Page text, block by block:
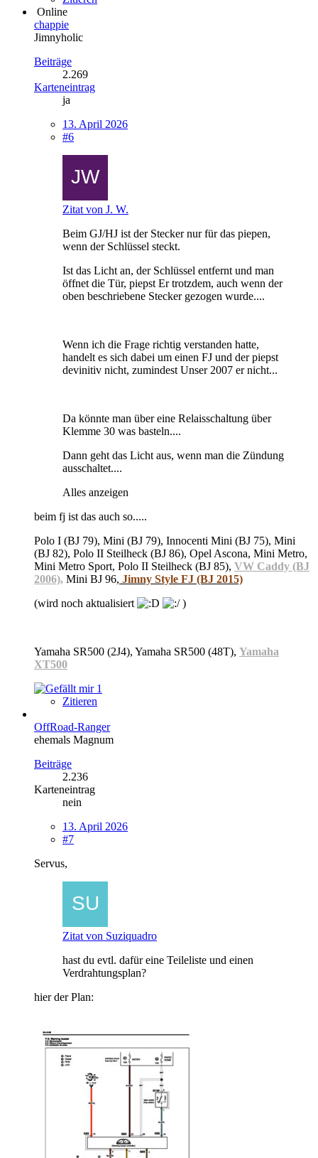
Online
chappie
Jimnyholic
Beiträge
2.269
Karteneintrag
ja
13. April 2026
#6
Zitat von J. W.
Beim GJ/HJ ist der Stecker nur für das piepen,
wenn der Schlüssel steckt.
Ist das Licht an, der Schlüssel entfernt und man
öffnet die Tür, piepst Er trotzdem, auch wenn der
oben beschriebene Stecker gezogen wurde....
Wenn ich die Frage richtig verstanden hatte,
handelt es sich dabei um einen FJ und der piepst
devinitiv nicht, zumindest Unser 2007 er nicht...
Da könnte man über eine Relaisschaltung über
Klemme 30 was basteln....
Dann geht das Licht aus, wenn man die Zündung
ausschaltet....
Alles anzeigen
beim fj ist das auch so.....
Polo I (BJ 79), Mini (BJ 79), Innocenti Mini (BJ 75), Mini
(BJ 82), Polo II Steilheck (BJ 86), Opel Ascona, Mini Metro,
Mini Metro Sport, Polo II Steilheck (BJ 85), VW Caddy (BJ
2006), Mini BJ 96, Jimny Style FJ (BJ 2015)
(wird noch aktualisiert
)
Yamaha SR500 (2J4), Yamaha SR500 (48T), Yamaha
XT500
1
Zitieren
OffRoad-Ranger
ehemals Magnum
Beiträge
2.236
Karteneintrag
nein
13. April 2026
#7
Servus,
Zitat von Suziquadro
hast du evtl. dafür eine Teileliste und einen
Verdrahtungsplan?
hier der Plan: